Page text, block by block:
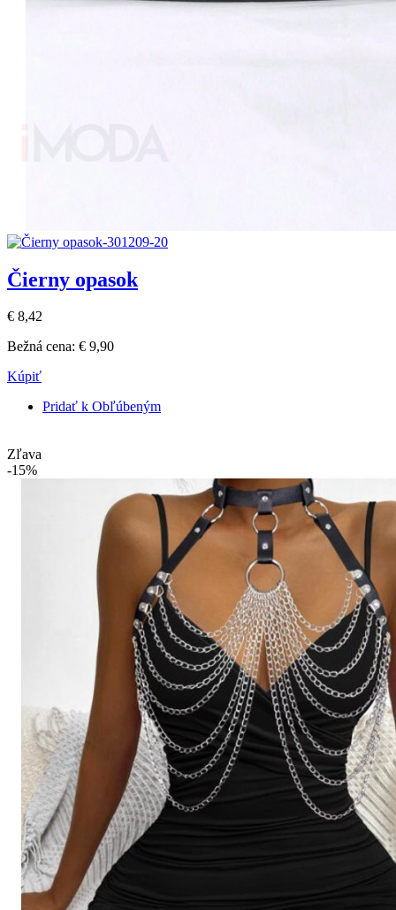
Čierny opasok
€ 8,42
Bežná cena: € 9,90
Kúpiť
Pridať k Obľúbeným
Zľava
-15%